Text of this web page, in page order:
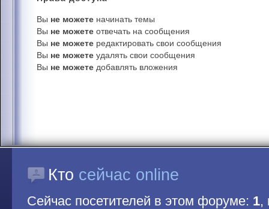
Вы не можете начинать темы
Вы не можете отвечать на сообщения
Вы не можете редактировать свои сообщения
Вы не можете удалять свои сообщения
Вы не можете добавлять вложения
Кто сейчас online
Сейчас посетителей в этом форуме: 1,